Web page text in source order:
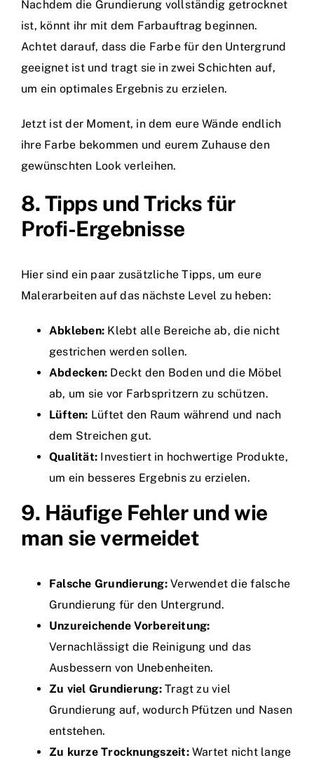
Nachdem die Grundierung vollständig getrocknet
ist, könnt ihr mit dem Farbauftrag beginnen.
Achtet darauf, dass die Farbe für den Untergrund
geeignet ist und tragt sie in zwei Schichten auf,
um ein optimales Ergebnis zu erzielen.
Jetzt ist der Moment, in dem eure Wände endlich
ihre Farbe bekommen und eurem Zuhause den
gewünschten Look verleihen.
8. Tipps und Tricks für
Profi-Ergebnisse
Hier sind ein paar zusätzliche Tipps, um eure
Malerarbeiten auf das nächste Level zu heben:
Abkleben: Klebt alle Bereiche ab, die nicht
gestrichen werden sollen.
Abdecken: Deckt den Boden und die Möbel
ab, um sie vor Farbspritzern zu schützen.
Lüften: Lüftet den Raum während und nach
dem Streichen gut.
Qualität: Investiert in hochwertige Produkte,
um ein besseres Ergebnis zu erzielen.
9. Häufige Fehler und wie
man sie vermeidet
Falsche Grundierung:Verwendet die falsche
Grundierung für den Untergrund.
Unzureichende Vorbereitung:
Vernachlässigt die Reinigung und das
Ausbessern von Unebenheiten.
Zu viel Grundierung:Tragt zu viel
Grundierung auf, wodurch Pfützen und Nasen
entstehen.
Zu kurze Trocknungszeit:Wartet nicht lange